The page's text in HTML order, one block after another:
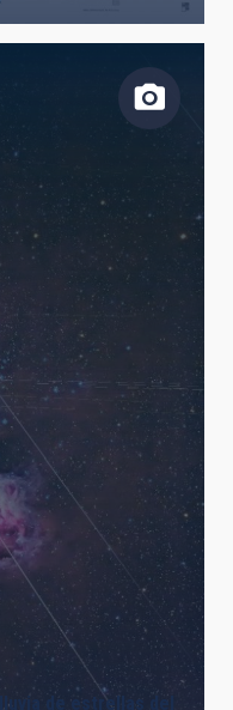
de estrellas del